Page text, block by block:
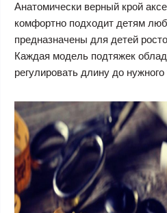
Анатомически верный крой
комфортно подходит детям
предназначены для детей
Каждая модель подтяжек
регулировать длину до нужного